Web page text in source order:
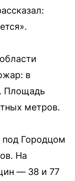
в
Площадь
метров.
под Городцом
На
— 38 и 77